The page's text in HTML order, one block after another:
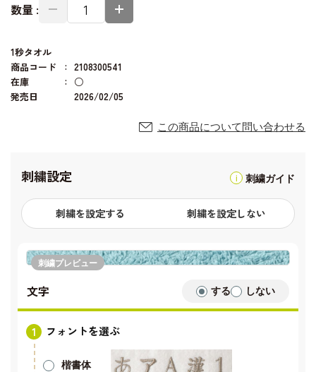
数量 :
1秒タオル
商品コード
2108300541
在庫
○
発売日
2026/02/05
この商品について問い合わせる
刺繍設定 刺繍ガイド
刺繍を設定する 刺繍を設定しない
刺繍プレビュー
文字 する しない
フォントを選ぶ
楷書体